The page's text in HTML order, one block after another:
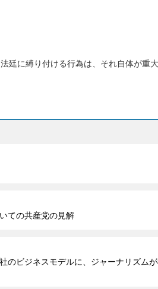
廷に縛り付ける行為は、それ自体が重
ての共産党の見解
のビジネスモデルに、ジャーナリズム